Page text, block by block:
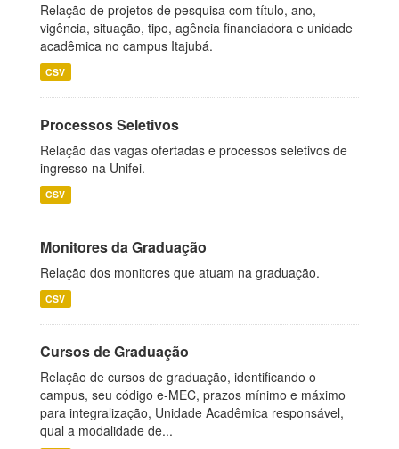
Relação de projetos de pesquisa com título, ano,
vigência, situação, tipo, agência financiadora e unidade
acadêmica no campus Itajubá.
CSV
Processos Seletivos
Relação das vagas ofertadas e processos seletivos de
ingresso na Unifei.
CSV
Monitores da Graduação
Relação dos monitores que atuam na graduação.
CSV
Cursos de Graduação
Relação de cursos de graduação, identificando o
campus, seu código e-MEC, prazos mínimo e máximo
para integralização, Unidade Acadêmica responsável,
qual a modalidade de...